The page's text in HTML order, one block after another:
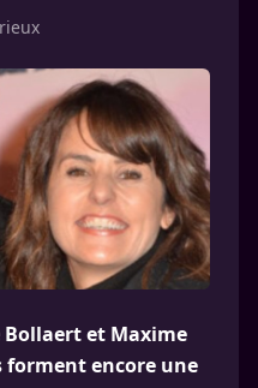
Bollaert et Maxime
forment encore une